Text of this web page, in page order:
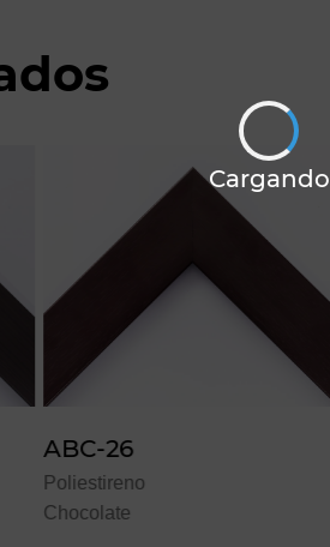
Poliestireno
Cargando